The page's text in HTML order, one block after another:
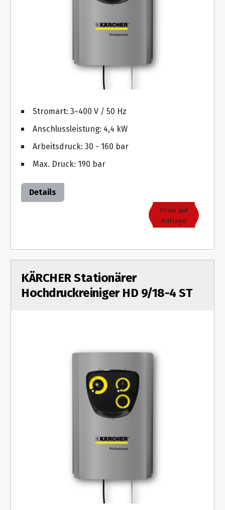
Stromart: 3~400 V / 50 Hz
Anschlussleistung: 4,4 kW
Arbeitsdruck: 30 - 160 bar
Max. Druck: 190 bar
Details
Preis auf
Anfrage
KÄRCHER Stationärer
Hochdruckreiniger HD 9/18-4 ST